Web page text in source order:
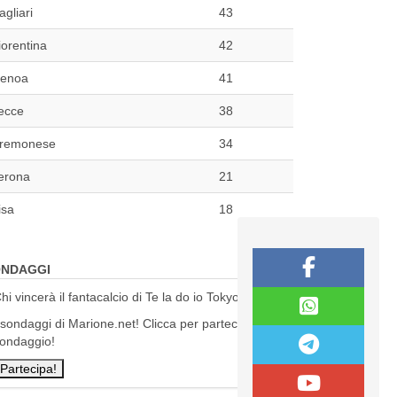
43
42
41
38
34
21
18
vincerà il fantacalcio di Te la do io Tokyo?
di Marione.net! Clicca per partecipare al